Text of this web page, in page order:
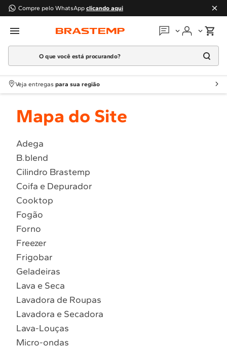
Compre pelo WhatsApp clicando aqui
Em que podemos
Atendimento Brastemp
Localizar assistência técnica
O que você está procurando?
Termos mais buscados
1º Geladeira
2
Fogao
4 º Lava Louça
5 º Cooktop
6º Microondas Brastemp
7º Forno
8º Embutir
9º Lava Seca
Veja entregas para sua região
Mapa do Site
Adega
B.blend
Cilindro Brastemp
Coifa e Depurador
Cooktop
Fogão
Forno
Freezer
Frigobar
Geladeiras
Lava e Seca
Lavadora de Roupas
Lavadora e Secadora
Lava-Louças
Micro-ondas